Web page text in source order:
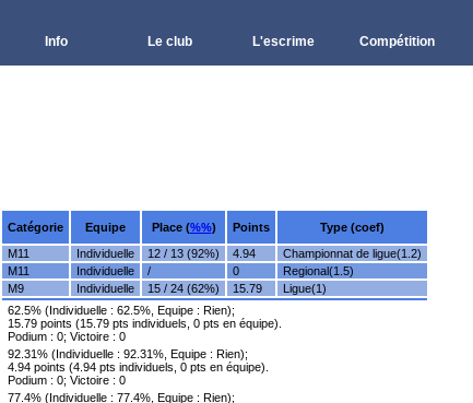
Info Le club L'escrime Compétition
Catégorie Equipe Place (%%) Points Type (coef)
M11 Individuelle 12 / 13 (92%) 4.94
Championnat de ligue(1.2)
M11 Individuelle / 0
Regional(1.5)
M9 Individuelle 15 / 24 (62%) 15.79 Ligue(1)
62.5% (Individuelle : 62.5%, Equipe : Rien);
15.79 points (15.79 pts individuels, 0 pts en équipe).
Podium : 0; Victoire : 0
92.31% (Individuelle : 92.31%, Equipe : Rien);
4.94 points (4.94 pts individuels, 0 pts en équipe).
Podium : 0; Victoire : 0
77.4% (Individuelle : 77.4%, Equipe : Rien);